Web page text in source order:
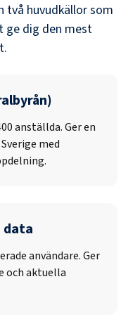
två huvudkällor som
ge dig den mest
anställda. Ger en
med
data
användare. Ger
och aktuella